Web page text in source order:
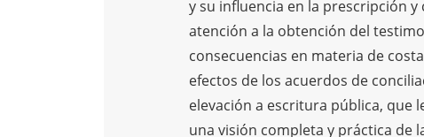
y su influencia en la prescripción y
atención a la obtención del
consecuencias en materia de
efectos de los acuerdos de
elevación a escritura pública, que
una visión completa y práctica de